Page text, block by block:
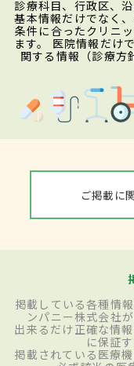
診療科目、行政区、
基本情報だけでなく
条件に合ったクリニ
ます。 医院情報だけ
関する情報（診療方
ご掲載に
掲載している各種情
ンパニー株式会社
出来るだけ正確な情
に保証
掲載されている医療